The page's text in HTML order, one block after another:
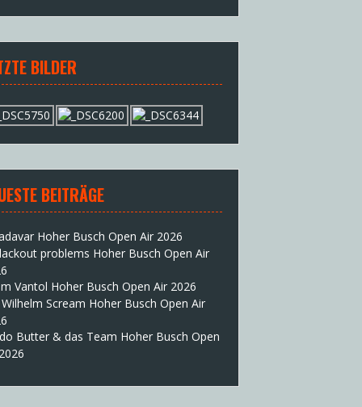
BILDER
BEITRÄGE
Hoher Busch Open Air 2026
problems Hoher Busch Open Air
Vantol Hoher Busch Open Air 2026
Scream Hoher Busch Open Air
Butter & das Team Hoher Busch Open